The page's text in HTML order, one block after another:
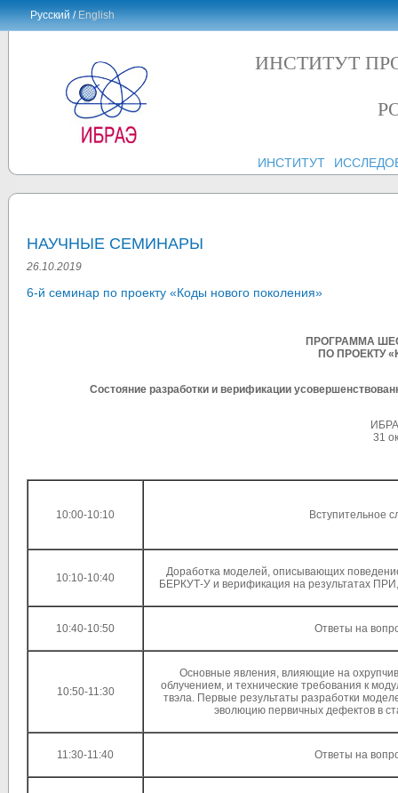
Русский /English
ИНСТИТУТ
ИНСТИТУТ
НАУЧНЫЕ СЕМИНАРЫ
26.10.2019
6-й семинар по проекту «Коды нового поколения»
ПРОГРАММА
ПО ПРОЕКТУ
Состояние разработки и верификации
31
10:00-10:10 Вступительное
10:10-10:40
Доработка моделей, описывающих
БЕРКУТ-У и верификация на результатах
10:40-10:50 Ответы на
10:50-11:30
Основные явления, влияющие на
облучением, и технические требования к
твэла. Первые результаты разработки
эволюцию первичных дефектов в
11:30-11:40 Ответы на